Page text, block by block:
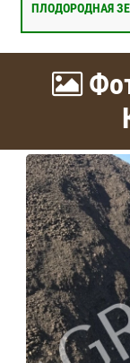
ПЛОДОРОДНАЯ